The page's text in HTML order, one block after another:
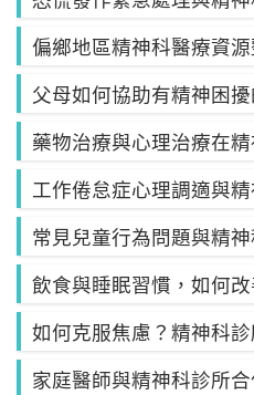
偏鄉地區精神科醫療資
父母如何協助有精神困
藥物治療與心理治療在
工作倦怠症心理調適與
常見兒童行為問題與精
飲食與睡眠習慣，如何
如何克服焦慮？精神科
家庭醫師與精神科診所